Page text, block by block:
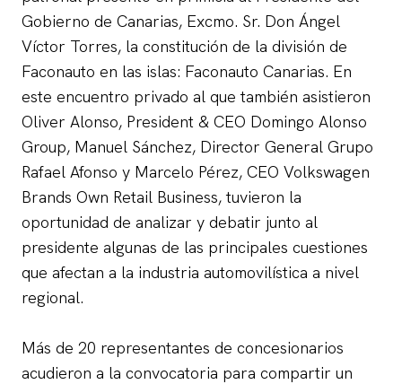
Gobierno de Canarias, Excmo. Sr. Don Ángel
Víctor Torres, la constitución de la división de
Faconauto en las islas: Faconauto Canarias. En
este encuentro privado al que también asistieron
Oliver Alonso, President & CEO Domingo Alonso
Group, Manuel Sánchez, Director General Grupo
Rafael Afonso y Marcelo Pérez, CEO Volkswagen
Brands Own Retail Business, tuvieron la
oportunidad de analizar y debatir junto al
presidente algunas de las principales cuestiones
que afectan a la industria automovilística a nivel
regional.
Más de 20 representantes de concesionarios
acudieron a la convocatoria para compartir un